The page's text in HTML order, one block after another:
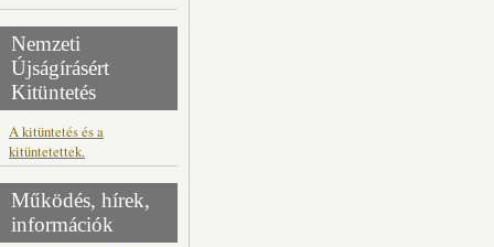
Nemzeti
Újságírásért
Kitüntetés
A kitüntetés és a
kitüntetettek.
Működés, hírek,
információk